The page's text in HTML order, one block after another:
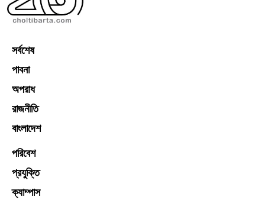
সর্বশেষ
পাবনা
অপরাধ
রাজনীতি
বাংলাদেশ
পরিবেশ
প্রযুক্তি
ক্যাম্পাস